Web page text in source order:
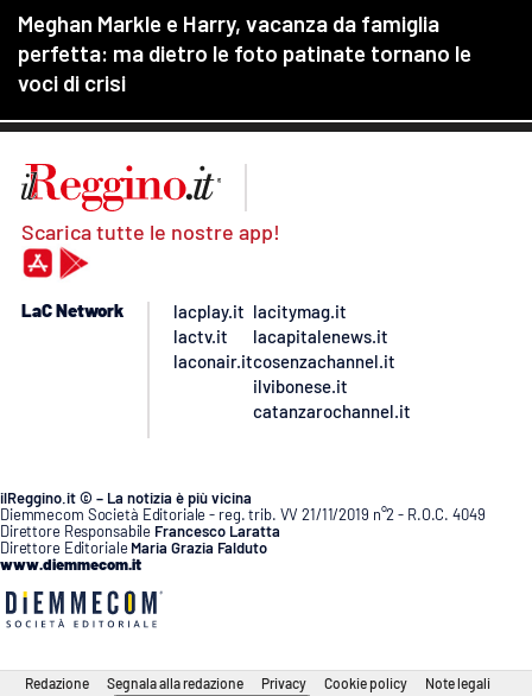
Scarica tutte le nostre app!
LaC Network
lacplay.it
lactv.it
laconair.it
lacitymag.it
lacapitalenews.it
cosenzachannel.it
ilvibonese.it
catanzarochannel.it
ilReggino.it © – La notizia è più vicina
Diemmecom Società Editoriale - reg. trib. VV 21/11/2019 n°2 - R.O.C. 4049
Direttore Responsabile Francesco Laratta
Direttore Editoriale Maria Grazia Falduto
www.diemmecom.it
Redazione Segnala alla redazione Privacy Cookie policy Note legali